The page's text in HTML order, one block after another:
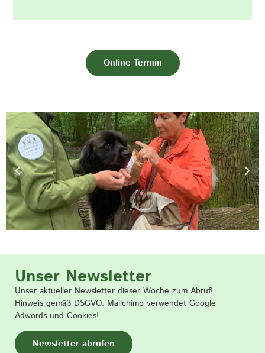
Online Termin
Unser Newsletter
Unser aktueller Newsletter dieser Woche zum Abruf!
Hinweis gemäß DSGVO: Mailchimp verwendet Google
Adwords und Cookies!
Newsletter abrufen